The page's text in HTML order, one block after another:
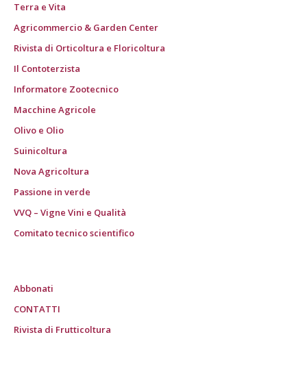
Terra e Vita
Agricommercio & Garden Center
Rivista di Orticoltura e Floricoltura
Il Contoterzista
Informatore Zootecnico
Macchine Agricole
Olivo e Olio
Suinicoltura
Nova Agricoltura
Passione in verde
VVQ – Vigne Vini e Qualità
Comitato tecnico scientifico
Abbonati
CONTATTI
Rivista di Frutticoltura